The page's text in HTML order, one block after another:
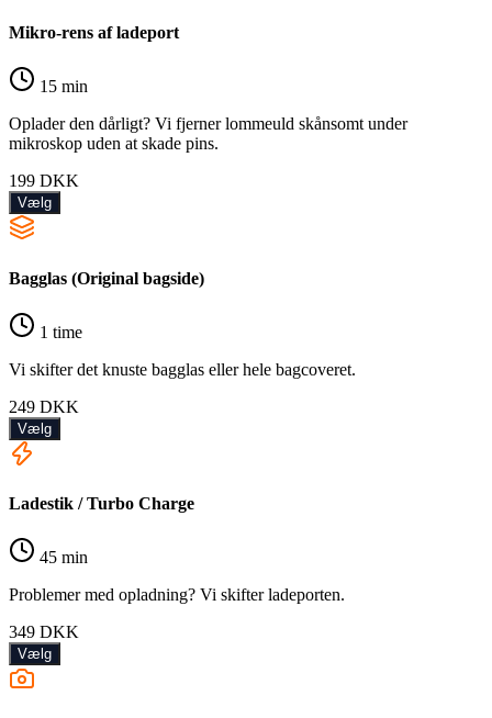
Mikro-rens af ladeport
15 min
Oplader den dårligt? Vi fjerner lommeuld skånsomt under
mikroskop uden at skade pins.
199 DKK
Vælg
Bagglas (Original bagside)
1 time
Vi skifter det knuste bagglas eller hele bagcoveret.
249 DKK
Vælg
Ladestik / Turbo Charge
45 min
Problemer med opladning? Vi skifter ladeporten.
349 DKK
Vælg